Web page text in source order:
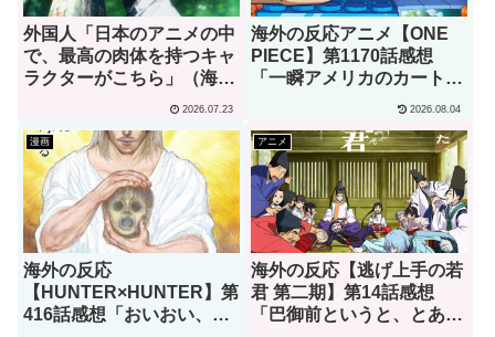
外国人「日本のアニメの中
で、最高の肉体を持つキャ
ラクターがこちら」（海外
2026.07.23
海外の反応アニメ【ONE
PIECE】第1170話感想
「一瞬アメリカのカートゥ
ーンでも見てるのかと思っ
2026.08.04
漫画
海外の反応
【HUNTER×HUNTER】第
416話感想「おいおい、文
アニメ
海外の反応【逃げ上手の若
君 第二期】第14話感想
「巴御前というと、とある